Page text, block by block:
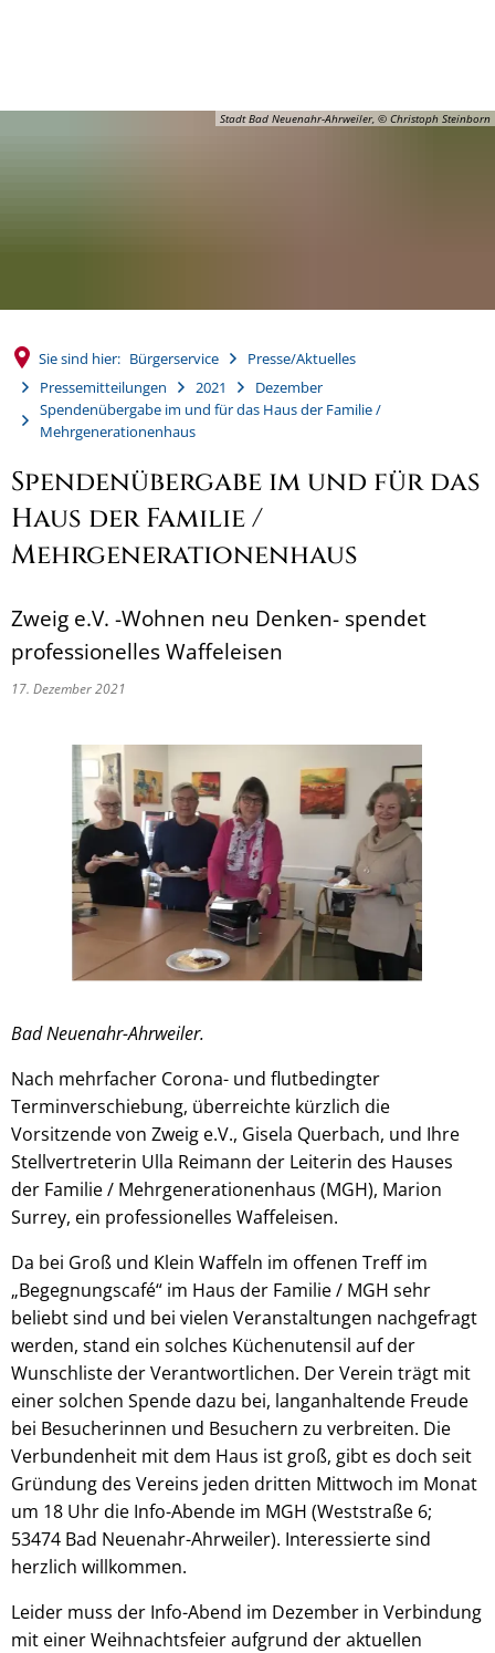
Stadt Bad Neuenahr-Ahrweiler, © Christoph Steinborn
Sie sind hier: Bürgerservice
Presse/Aktuelles
Pressemitteilungen
2021
Dezember
Spendenübergabe im und für das Haus der Familie /
Mehrgenerationenhaus
Spendenübergabe im und für das
Haus der Familie /
Mehrgenerationenhaus
Zweig e.V. -Wohnen neu Denken- spendet
professionelles Waffeleisen
17. Dezember 2021
Bad Neuenahr-Ahrweiler.
Nach mehrfacher Corona- und flutbedingter
Terminverschiebung, überreichte kürzlich die
Vorsitzende von Zweig e.V., Gisela Querbach, und Ihre
Stellvertreterin Ulla Reimann der Leiterin des Hauses
der Familie / Mehrgenerationenhaus (MGH), Marion
Surrey, ein professionelles Waffeleisen.
Da bei Groß und Klein Waffeln im offenen Treff im
„Begegnungscafé“ im Haus der Familie / MGH sehr
beliebt sind und bei vielen Veranstaltungen nachgefragt
werden, stand ein solches Küchenutensil auf der
Wunschliste der Verantwortlichen. Der Verein trägt mit
einer solchen Spende dazu bei, langanhaltende Freude
bei Besucherinnen und Besuchern zu verbreiten. Die
Verbundenheit mit dem Haus ist groß, gibt es doch seit
Gründung des Vereins jeden dritten Mittwoch im Monat
um 18 Uhr die Info-Abende im MGH (Weststraße 6;
53474 Bad Neuenahr-Ahrweiler). Interessierte sind
herzlich willkommen.
Leider muss der Info-Abend im Dezember in Verbindung
mit einer Weihnachtsfeier aufgrund der aktuellen